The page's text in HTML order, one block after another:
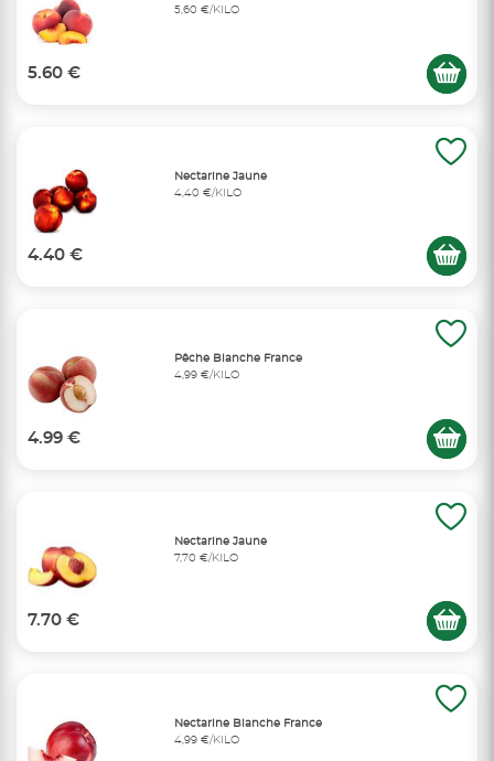
5,60 €/KILO
5.60 €
Nectarine Jaune
4,40 €/KILO
4.40 €
Pêche Blanche France
4,99 €/KILO
4.99 €
Nectarine Jaune
7,70 €/KILO
7.70 €
Nectarine Blanche France
4,99 €/KILO